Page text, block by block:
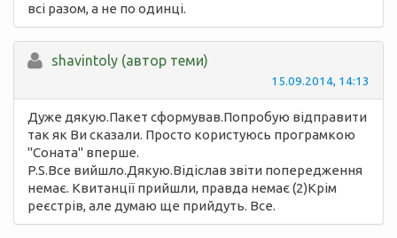
всі разом, а не по одинці.
shavintoly (автор теми)
15.09.2014, 14:13
Дуже дякую.Пакет сформував.Попробую відправити
так як Ви сказали. Просто користуюсь програмкою
"Соната" вперше.
P.S.Все вийшло.Дякую.Відіслав звіти попередження
немає. Квитанції прийшли, правда немає (2)Крім
реєстрів, але думаю ще прийдуть. Все.